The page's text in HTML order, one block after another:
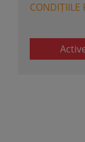
CONDIȚIILE